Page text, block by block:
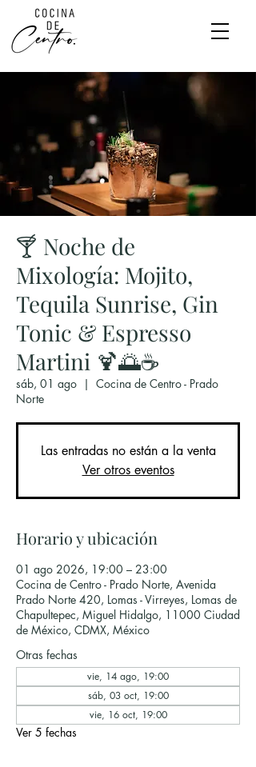
🍸 Noche de
Mixología: Mojito,
Tequila Sunrise, Gin
Tonic & Espresso
Martini 🍹🌅☕
sáb, 01 ago
  |
Cocina de Centro - Prado
Norte
Las entradas no están a la venta
Ver otros eventos
Horario y ubicación
01 ago 2026, 19:00 – 23:00
Cocina de Centro - Prado Norte, Avenida
Prado Norte 420, Lomas - Virreyes, Lomas de
Chapultepec, Miguel Hidalgo, 11000 Ciudad
de México, CDMX, México
Otras fechas
vie, 14 ago, 19:00
sáb, 03 oct, 19:00
vie, 16 oct, 19:00
Ver 5 fechas